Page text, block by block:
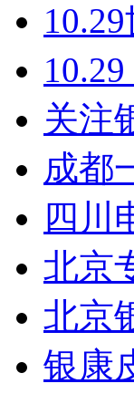
关注
成都
四川
北京
北京
银康